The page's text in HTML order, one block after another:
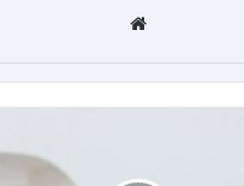
الوي
ب